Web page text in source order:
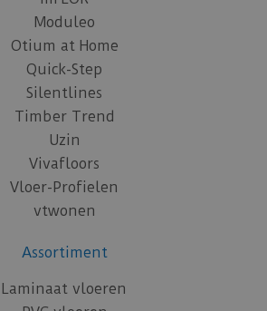
Moduleo
Otium at Home
Quick-Step
Silentlines
Timber Trend
Uzin
Vivafloors
Vloer-Profielen
vtwonen
Assortiment
Laminaat vloeren